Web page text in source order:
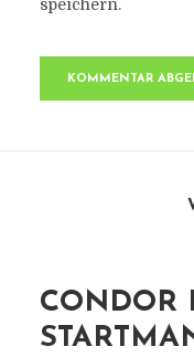
speichern.
CONDOR